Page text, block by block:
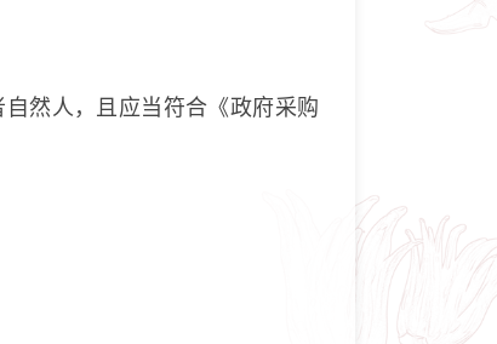
然人，且应当符合《政府采购